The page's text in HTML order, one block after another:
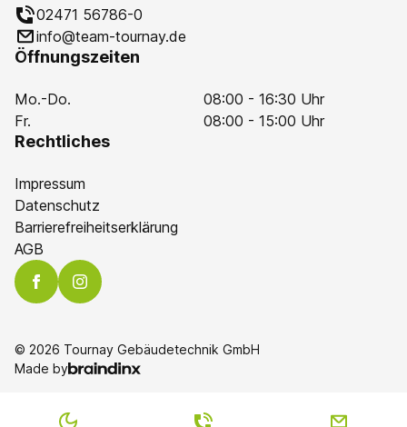
02471 56786-0
info@team-tournay.de
Öffnungszeiten
Mo.-Do.
08:00 - 16:30 Uhr
Fr.
08:00 - 15:00 Uhr
Rechtliches
Impressum
Datenschutz
Barrierefreiheitserklärung
AGB
© 2026 Tournay Gebäudetechnik GmbH
Made by